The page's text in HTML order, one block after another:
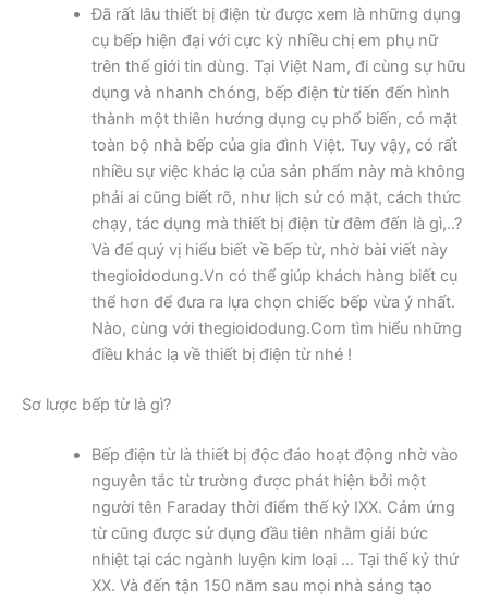
Đã rất lâu thiết bị điện từ được xem là những dụng
cụ bếp hiện đại với cực kỳ nhiều chị em phụ nữ
trên thế giới tin dùng. Tại Việt Nam, đi cùng sự hữu
dụng và nhanh chóng, bếp điện từ tiến đến hình
thành một thiên hướng dụng cụ phổ biến, có mặt
toàn bộ nhà bếp của gia đình Việt. Tuy vậy, có rất
nhiều sự việc khác lạ của sản phẩm này mà không
phải ai cũng biết rõ, như lịch sử có mặt, cách thức
chạy, tác dụng mà thiết bị điện từ đêm đến là gì,..?
Và để quý vị hiểu biết về bếp từ, nhờ bài viết này
thegioidodung.Vn có thể giúp khách hàng biết cụ
thể hơn để đưa ra lựa chọn chiếc bếp vừa ý nhất.
Nào, cùng với thegioidodung.Com tìm hiểu những
điều khác lạ về thiết bị điện từ nhé !
Sơ lược bếp từ là gì?
Bếp điện từ là thiết bị độc đáo hoạt động nhờ vào
nguyên tắc từ trường được phát hiện bởi một
người tên Faraday thời điểm thế kỷ IXX. Cảm ứng
từ cũng được sử dụng đầu tiên nhằm giải bức
nhiệt tại các ngành luyện kim loại … Tại thế kỷ thứ
XX. Và đến tận 150 năm sau mọi nhà sáng tạo